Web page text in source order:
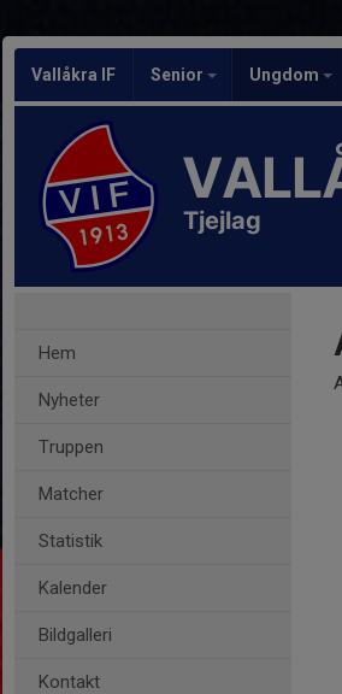
Vallåkra IF Senior Ungdom
Tjejlag
Hem
Nyheter
Truppen
Matcher
Statistik
Kalender
Bildgalleri
Kontakt